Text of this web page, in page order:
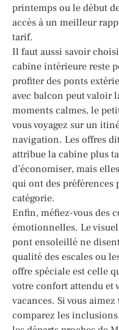
printemps ou le début
accès à un meilleur
tarif.
Il faut aussi savoir
cabine intérieure reste
profiter des ponts
avec balcon peut valoir
moments calmes, le
vous voyagez sur un
navigation. Les offres
attribue la cabine plus
d’économiser, mais
qui ont des préférences
catégorie.
Enfin, méfiez-vous des
émotionnelles. Le
pont ensoleillé ne
qualité des escales ou
offre spéciale est celle
votre confort attendu et
vacances. Si vous
comparez les